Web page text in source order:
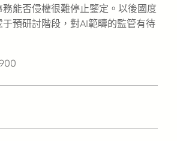
能否侵權很難停止鑒定。以後國度
于預研討階段，對AI範疇的監管有待